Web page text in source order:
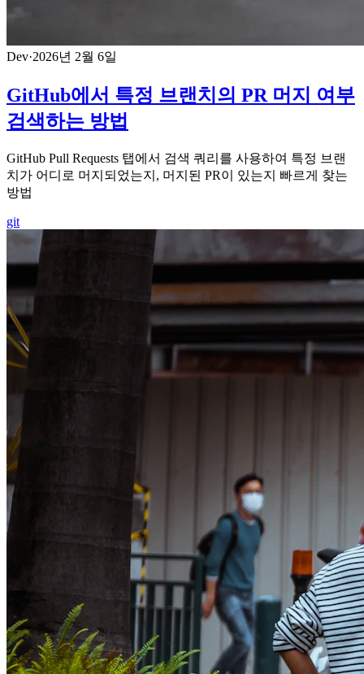
Dev·2026년 2월 6일
GitHub에서 특정 브랜치의 PR 머지 여부
검색하는 방법
GitHub Pull Requests 탭에서 검색 쿼리를 사용하여 특정 브랜
치가 어디로 머지되었는지, 머지된 PR이 있는지 빠르게 찾는
방법
git